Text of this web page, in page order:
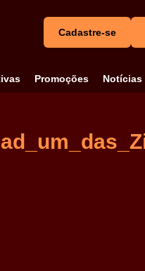
Cadastre-se
Promoções Notícias